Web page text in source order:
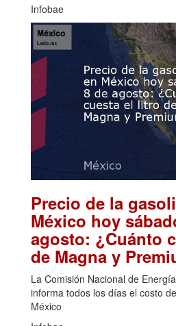
Infobae
Precio de la
México hoy
agosto: ¿Cuánto
de Magna y
La Comisión Nacional de
informa todos los días el costo
México